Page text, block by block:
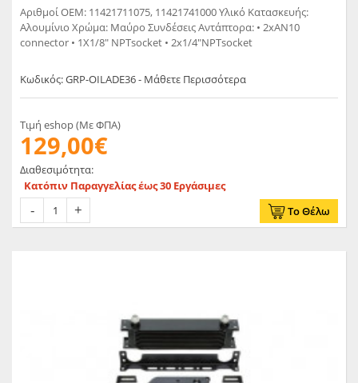
Αριθμοί OEM: 11421711075, 11421741000 Υλικό Κατασκευής:
Αλουμίνιο Χρώμα: Μαύρο Συνδέσεις Αντάπτορα: • 2xAN10
connector • 1X1/8" NPTsocket • 2x1/4"NPTsocket
Κωδικός: GRP-OILADE36 - Μάθετε Περισσότερα
Τιμή eshop (Με ΦΠΑ)
129,00€
Διαθεσιμότητα:
Κατόπιν Παραγγελίας έως 30 Εργάσιμες
Το Θέλω